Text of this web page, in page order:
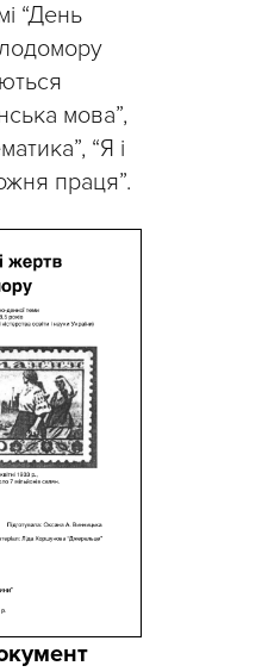
“День
мова”,
“Я і
праця”.